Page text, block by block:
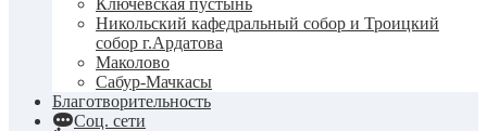
Ключевская пустынь
Никольский кафедральный собор и Троицкий
собор г.Ардатова
Маколово
Сабур-Мачкасы
Благотворительность
Соц. сети